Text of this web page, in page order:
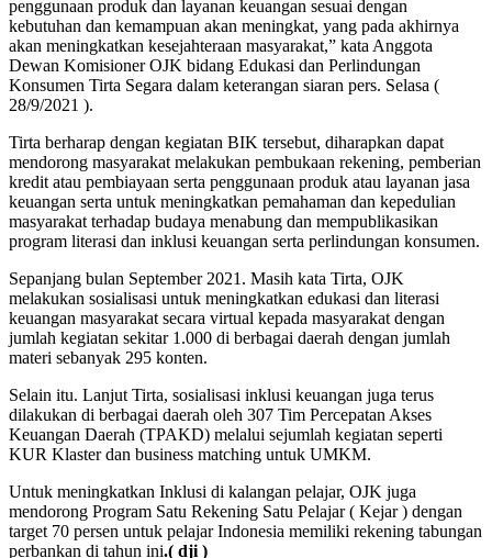
penggunaan produk dan layanan keuangan sesuai dengan
kebutuhan dan kemampuan akan meningkat, yang pada akhirnya
akan meningkatkan kesejahteraan masyarakat,” kata Anggota
Dewan Komisioner OJK bidang Edukasi dan Perlindungan
Konsumen Tirta Segara dalam keterangan siaran pers. Selasa (
28/9/2021 ).
Tirta berharap dengan kegiatan BIK tersebut, diharapkan dapat
mendorong masyarakat melakukan pembukaan rekening, pemberian
kredit atau pembiayaan serta penggunaan produk atau layanan jasa
keuangan serta untuk meningkatkan pemahaman dan kepedulian
masyarakat terhadap budaya menabung dan mempublikasikan
program literasi dan inklusi keuangan serta perlindungan konsumen.
Sepanjang bulan September 2021. Masih kata Tirta, OJK
melakukan sosialisasi untuk meningkatkan edukasi dan literasi
keuangan masyarakat secara virtual kepada masyarakat dengan
jumlah kegiatan sekitar 1.000 di berbagai daerah dengan jumlah
materi sebanyak 295 konten.
Selain itu. Lanjut Tirta, sosialisasi inklusi keuangan juga terus
dilakukan di berbagai daerah oleh 307 Tim Percepatan Akses
Keuangan Daerah (TPAKD) melalui sejumlah kegiatan seperti
KUR Klaster dan business matching untuk UMKM.
Untuk meningkatkan Inklusi di kalangan pelajar, OJK juga
mendorong Program Satu Rekening Satu Pelajar ( Kejar ) dengan
target 70 persen untuk pelajar Indonesia memiliki rekening tabungan
perbankan di tahun ini.( dji )